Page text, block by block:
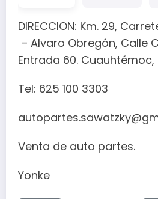
DIRECCION: Km. 29,
– Alvaro Obregón, Calle
Entrada 60. Cuauhtémoc,
Tel: 625 100 3303
Venta de auto partes.
Yonke